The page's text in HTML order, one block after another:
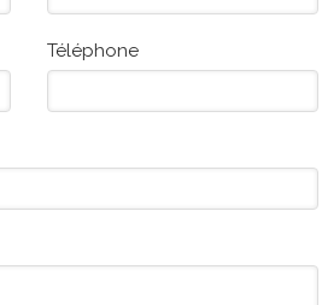
Téléphone